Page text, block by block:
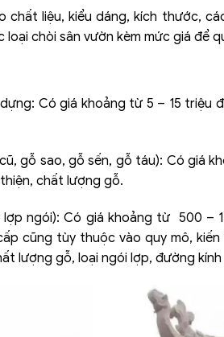
chất liệu, kiểu dáng, kích thước,
loại chòi sân vườn kèm mức giá để
Có giá khoảng từ 5 – 15
gỗ sao, gỗ sến, gỗ táu): Có giá
chất lượng gỗ.
ngói): Có giá khoảng từ 500 –
cũng tùy thuộc vào quy mô,
lượng gỗ, loại ngói lợp, đường